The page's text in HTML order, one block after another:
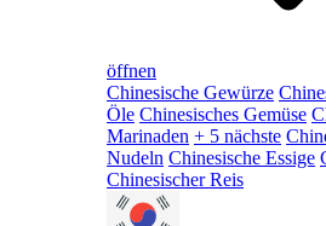
öffnen
Chinesische Gewürze
Öle Chinesisches Gemüse
Marinaden + 5 nächste
Nudeln Chinesische Essige
Chinesischer Reis